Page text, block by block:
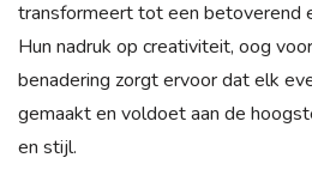
transformeert tot een betoverend
Hun nadruk op creativiteit, oog
benadering zorgt ervoor dat elk
gemaakt en voldoet aan de
en stijl.